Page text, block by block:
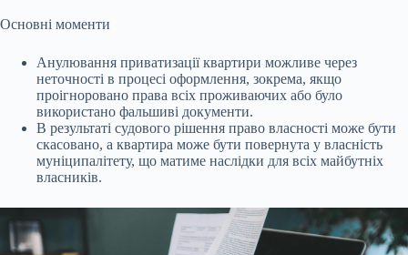
Основні моменти
Анулювання приватизації квартири можливе через
неточності в процесі оформлення, зокрема, якщо
проігноровано права всіх проживаючих або було
використано фальшиві документи.
В результаті судового рішення право власності може бути
скасовано, а квартира може бути повернута у власність
муніципалітету, що матиме наслідки для всіх майбутніх
власників.